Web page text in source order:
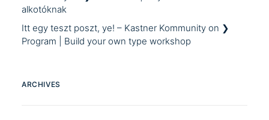
alkotóknak
Itt egy teszt poszt, ye! – Kastner Kommunity on ❯
Program | Build your own type workshop
ARCHIVES